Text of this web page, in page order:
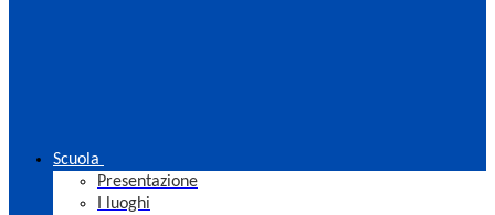
Scuola
Presentazione
I luoghi